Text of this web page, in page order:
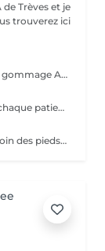
Trèves et je
Bain de pieds Coupe des ongles Application de gommage Application de masque avec temps de pose Massage pieds et jambes Creme
Les orthèses sont fabriquées sur mesure pour chaque patient. Fabrication à partir de 35 euros
Ne peut être réservé qu'en complément d'un soin des pieds ou d'une manucure. NON réservable individuellement